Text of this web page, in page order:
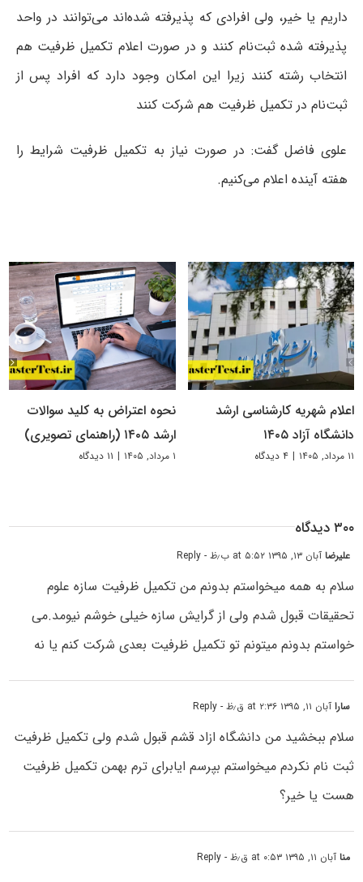
داریم یا خیر، ولی افرادی که پذیرفته شده‌اند می‌توانند در واحد
پذیرفته شده ثبت‌نام کنند و در صورت اعلام تکمیل ظرفیت هم
انتخاب رشته کنند زیرا این امکان وجود دارد که افراد پس از
ثبت‌نام در تکمیل ظرفیت هم شرکت کنند
علوی فاضل گفت: در صورت نیاز به تکمیل ظرفیت شرایط را
هفته آینده اعلام می‌کنیم.
اعلام شهریه کارشناسی ارشد
دانشگاه آزاد ۱۴۰۵
۱۱ مرداد, ۱۴۰۵ | ۴ دیدگاه
نحوه اعتراض به کلید سوالات
ارشد ۱۴۰۵ (راهنمای تصویری)
۱ مرداد, ۱۴۰۵ | ۱۱ دیدگاه
۳۰۰ دیدگاه
علیرضاآبان ۱۳, ۱۳۹۵ at ۵:۵۲ ب٫ظ - Reply
سلام به همه میخواستم بدونم من تکمیل ظرفیت سازه علوم
تحقیقات قبول شدم ولی از گرایش سازه خیلی خوشم نیومد.می
خواستم بدونم میتونم تو تکمیل ظرفیت بعدی شرکت کنم یا نه
ساراآبان ۱۱, ۱۳۹۵ at ۲:۳۶ ق٫ظ - Reply
سلام ببخشید من دانشگاه ازاد قشم قبول شدم ولی تکمیل ظرفیت
ثبت نام نکردم میخواستم بپرسم ایابرای ترم بهمن تکمیل ظرفیت
هست یا خیر؟
مناآبان ۱۱, ۱۳۹۵ at ۰:۵۳ ق٫ظ - Reply